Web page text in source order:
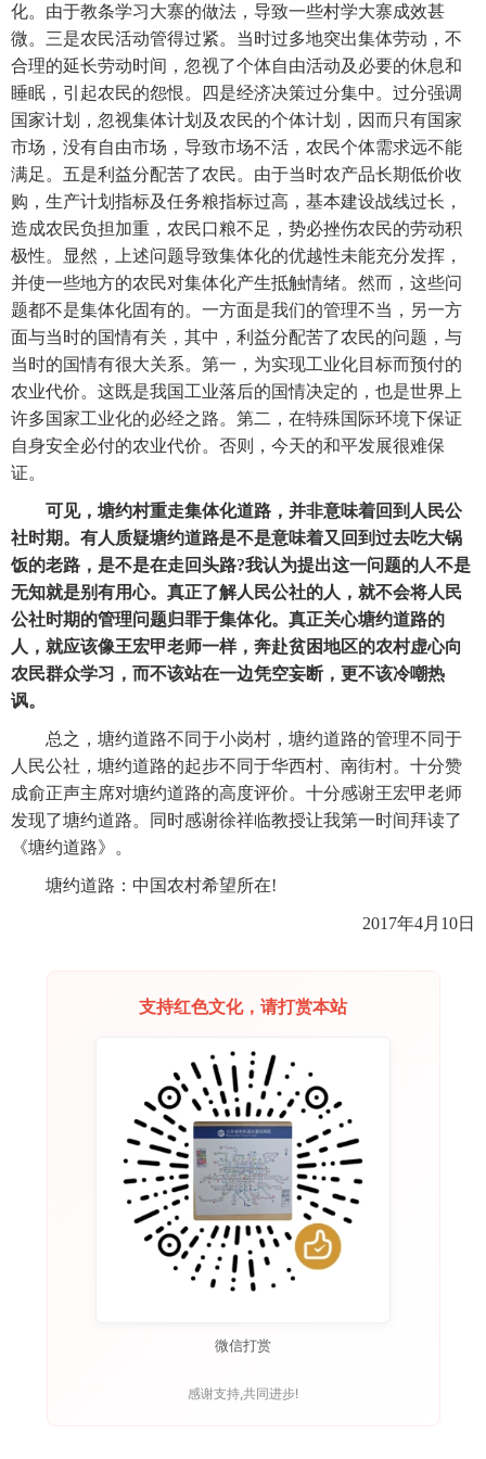
化。由于教条学习大寨的做法，导致一些村学大寨成效甚
微。三是农民活动管得过紧。当时过多地突出集体劳动，不
合理的延长劳动时间，忽视了个体自由活动及必要的休息和
睡眠，引起农民的怨恨。四是经济决策过分集中。过分强调
国家计划，忽视集体计划及农民的个体计划，因而只有国家
市场，没有自由市场，导致市场不活，农民个体需求远不能
满足。五是利益分配苦了农民。由于当时农产品长期低价收
购，生产计划指标及任务粮指标过高，基本建设战线过长，
造成农民负担加重，农民口粮不足，势必挫伤农民的劳动积
极性。显然，上述问题导致集体化的优越性未能充分发挥，
并使一些地方的农民对集体化产生抵触情绪。然而，这些问
题都不是集体化固有的。一方面是我们的管理不当，另一方
面与当时的国情有关，其中，利益分配苦了农民的问题，与
当时的国情有很大关系。第一，为实现工业化目标而预付的
农业代价。这既是我国工业落后的国情决定的，也是世界上
许多国家工业化的必经之路。第二，在特殊国际环境下保证
自身安全必付的农业代价。否则，今天的和平发展很难保
证。
可见，塘约村重走集体化道路，并非意味着回到人民公
社时期。有人质疑塘约道路是不是意味着又回到过去吃大锅
饭的老路，是不是在走回头路?我认为提出这一问题的人不是
无知就是别有用心。真正了解人民公社的人，就不会将人民
公社时期的管理问题归罪于集体化。真正关心塘约道路的
人，就应该像王宏甲老师一样，奔赴贫困地区的农村虚心向
农民群众学习，而不该站在一边凭空妄断，更不该冷嘲热
讽。
总之，塘约道路不同于小岗村，塘约道路的管理不同于
人民公社，塘约道路的起步不同于华西村、南街村。十分赞
成俞正声主席对塘约道路的高度评价。十分感谢王宏甲老师
发现了塘约道路。同时感谢徐祥临教授让我第一时间拜读了
《塘约道路》。
塘约道路：中国农村希望所在!
2017年4月10日
支持红色文化，请打赏本站
微信打赏
感谢支持,共同进步!